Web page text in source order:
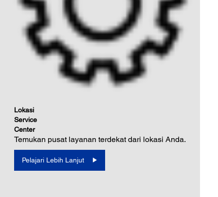
Lokasi
Service
Center
Temukan pusat layanan terdekat dari lokasi Anda.
Pelajari Lebih Lanjut